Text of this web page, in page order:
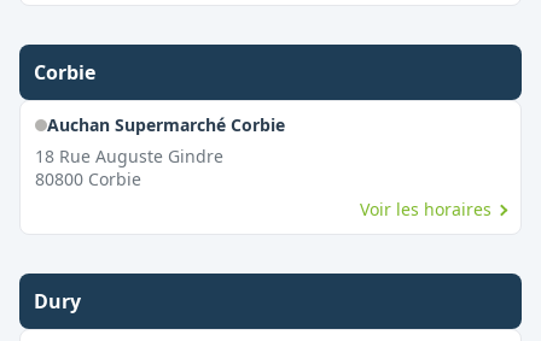
Corbie
Auchan Supermarché Corbie
18 Rue Auguste Gindre
80800 Corbie
Voir les horaires
Dury